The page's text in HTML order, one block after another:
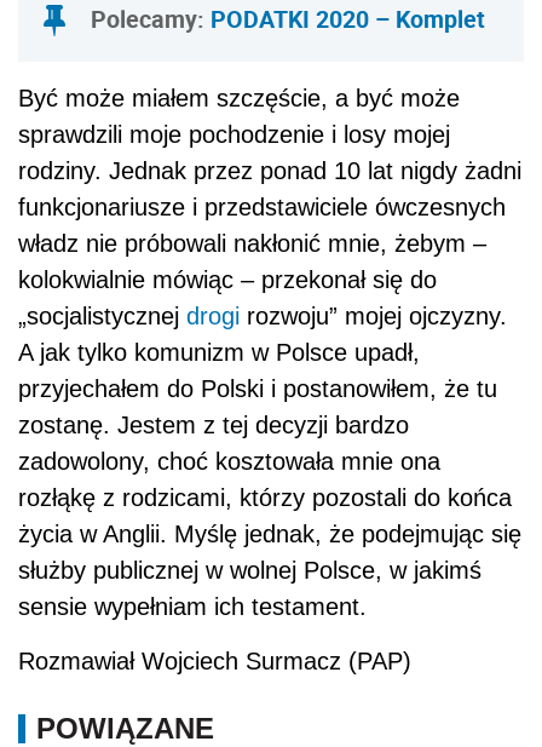
Polecamy: PODATKI 2020 – Komplet
Być może miałem szczęście, a być może
sprawdzili moje pochodzenie i losy mojej
rodziny. Jednak przez ponad 10 lat nigdy żadni
funkcjonariusze i przedstawiciele ówczesnych
władz nie próbowali nakłonić mnie, żebym –
kolokwialnie mówiąc – przekonał się do
„socjalistycznej drogi rozwoju” mojej ojczyzny.
A jak tylko komunizm w Polsce upadł,
przyjechałem do Polski i postanowiłem, że tu
zostanę. Jestem z tej decyzji bardzo
zadowolony, choć kosztowała mnie ona
rozłąkę z rodzicami, którzy pozostali do końca
życia w Anglii. Myślę jednak, że podejmując się
służby publicznej w wolnej Polsce, w jakimś
sensie wypełniam ich testament.
Rozmawiał Wojciech Surmacz (PAP)
POWIĄZANE